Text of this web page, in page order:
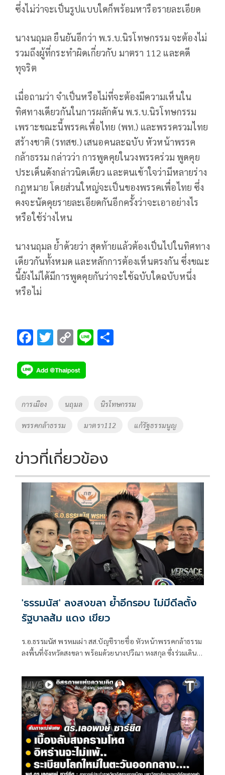
ซึ่งไม่ว่าจะเป็นรูปแบบใดก็พร้อมหารือรายละเอียด
นางนฤมล ยืนยันอีกว่า พ.ร.บ.นิรโทษกรรม จะต้องไม่
รวมถึงผู้ที่กระทำผิดเกี่ยวกับ มาตรา 112 และคดี
ทุจริต
เมื่อถามว่า จำเป็นหรือไม่ที่จะต้องมีความเห็นใน
ทิศทางเดียวกันในการผลักดัน พ.ร.บ.นิรโทษกรรม
เพราะขณะนี้พรรคเพื่อไทย (พท.) และพรรครวมไทย
สร้างชาติ (รทสช.) เสนอคนละฉบับ หัวหน้าพรรค
กล้าธรรม กล่าวว่า การพูดคุยในวงพรรคร่วม พูดคุย
ประเด็นดังกล่าวนิดเดียว และตนเข้าใจว่ามีหลายร่าง
กฎหมาย โดยส่วนใหญ่จะเป็นของพรรคเพื่อไทย ซึ่ง
คงจะนัดคุยรายละเอียดกันอีกครั้งว่าจะเอาอย่างไร
หรือใช้ร่างไหน
นางนฤมล ย้ำด้วยว่า สุดท้ายแล้วต้องเป็นไปในทิศทาง
เดียวกันทั้งหมด และหลักการต้องเห็นตรงกัน ซึ่งขณะ
นี้ยังไม่ได้มีการพูดคุยกันว่าจะใช้ฉบับใดฉบับหนึ่ง
หรือไม่
F
e
b
o
k
T
tt
er
C
p
y
Li
Li
Tags
การเมือง นฤมล นิรโทษกรรม
พรรคกล้าธรรม มาตรา112 แก้รัฐธรรมนูญ
ข่าวที่เกี่ยวข้อง
'ธรรมนัส' ลงสงขลา ย้ำอีกรอบ ไม่มีดีลตั้ง
รัฐบาลส้ม แดง เขียว
ร.อ.ธรรมนัส พรหมเผ่า สส.บัญชีรายชื่อ หัวหน้าพรรคกล้าธรรม
ลงพื้นที่จังหวัดสงขลา พร้อมด้วยนางปวีณา หงสกุล ซึ่งร่วมเดิน
ณ ที่ทำการนายเดชอิศม์ โดยมีการประชุมหารือแนวทางการ
ทำงานและขับเคลื่อนนโยบายในพื้นที่ ก่อนเดินทางต่อไปยัง
จังหวัดพัทลุง